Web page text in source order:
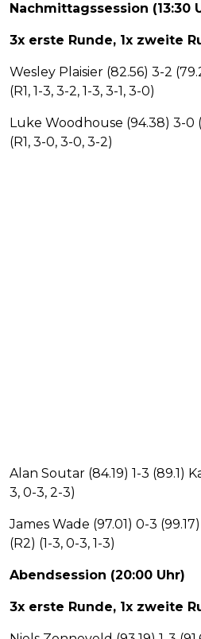
Nachmittagssession (13:30
3x erste Runde, 1x zweite
Wesley Plaisier (82.56) 3-2
(R1, 1-3, 3-2, 1-3, 3-1, 3-0)
Luke Woodhouse (94.38) 3-0
(R1, 3-0, 3-0, 3-2)
Alan Soutar (84.19) 1-3 (89.1)
3, 0-3, 2-3)
James Wade (97.01) 0-3
(R2) (1-3, 0-3, 1-3)
Abendsession (20:00 Uhr)
3x erste Runde, 1x zweite